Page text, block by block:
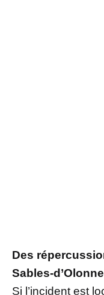
Des
Sables-d’Olonne
Si l’incident est